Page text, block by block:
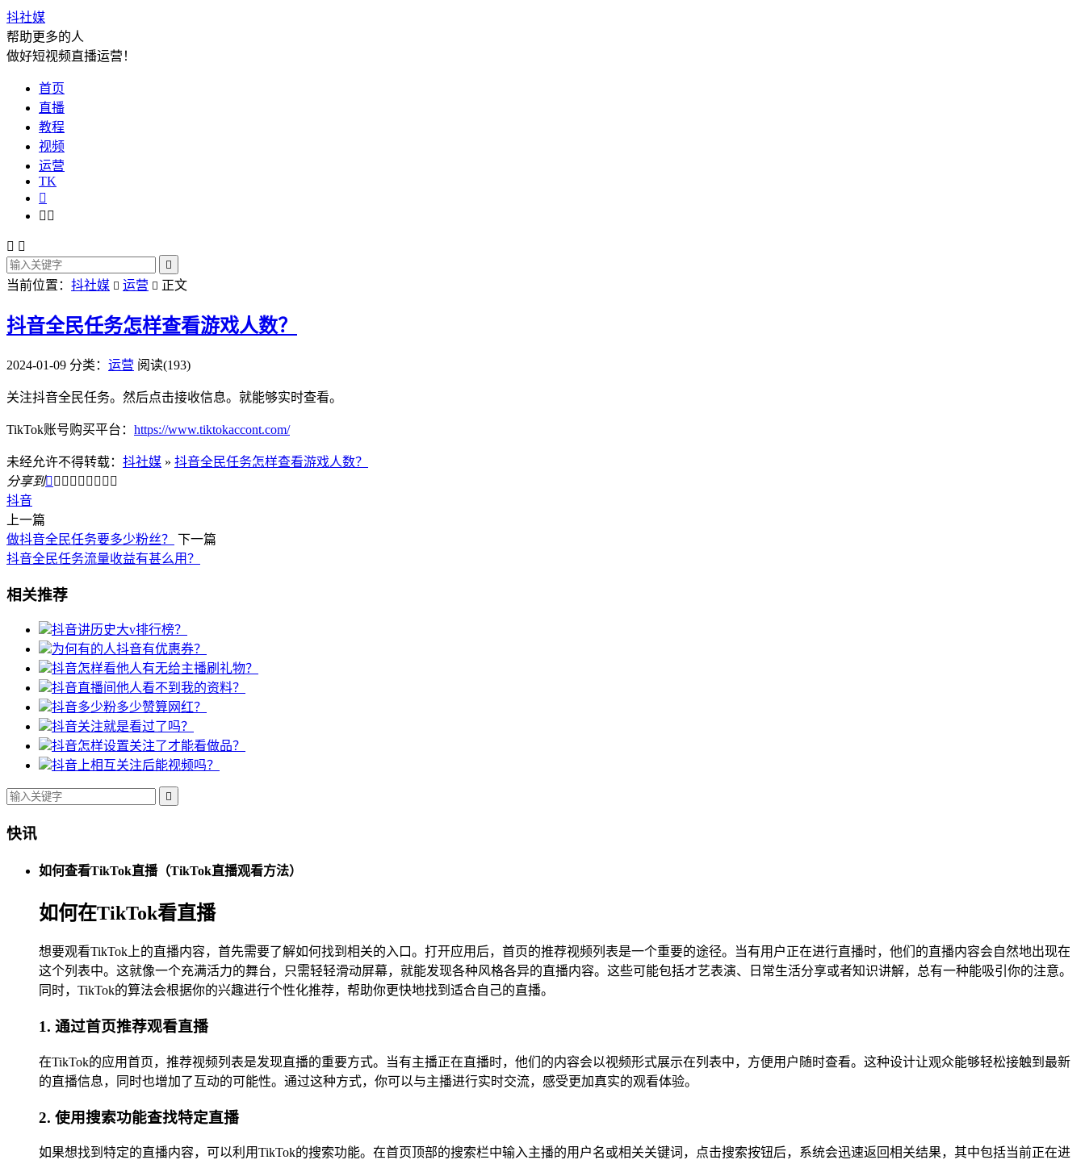
抖社媒
帮助更多的人
做好短视频直播运营！
首页
直播
教程
视频
运营
TK

 
 

当前位置： 抖社媒  运营  正文
抖音全民任务怎样查看游戏人数？
2024-01-09 分类： 运营 阅读(193)
关注抖音全民任务。然后点击接收信息。就能够实时查看。
TikTok账号购买平台： https://www.tiktokaccont.com/
未经允许不得转载： 抖社媒 » 抖音全民任务怎样查看游戏人数？
分享到        
抖音
上一篇
做抖音全民任务要多少粉丝？
下一篇
抖音全民任务流量收益有甚么用？
相关推荐
抖音讲历史大v排行榜？
为何有的人抖音有优惠券？
抖音怎样看他人有无给主播刷礼物？
抖音直播间他人看不到我的资料？
抖音多少粉多少赞算网红？
抖音关注就是看过了吗？
抖音怎样设置关注了才能看做品？
抖音上相互关注后能视频吗？

快讯
如何查看TikTok直播（TikTok直播观看方法）
如何在TikTok看直播
想要观看TikTok上的直播内容，首先需要了解如何找到相关的入口。打开应用后，首页的推荐视频列表是一个重要的途径。当有用户正在进行直播时，他们的直播内容会自然地出现在
这个列表中。这就像一个充满活力的舞台，只需轻轻滑动屏幕，就能发现各种风格各异的直播内容。这些可能包括才艺表演、日常生活分享或者知识讲解，总有一种能吸引你的注意。
同时，TikTok的算法会根据你的兴趣进行个性化推荐，帮助你更快地找到适合自己的直播。
1. 通过首页推荐观看直播
在TikTok的应用首页，推荐视频列表是发现直播的重要方式。当有主播正在直播时，他们的内容会以视频形式展示在列表中，方便用户随时查看。这种设计让观众能够轻松接触到最新
的直播信息，同时也增加了互动的可能性。通过这种方式，你可以与主播进行实时交流，感受更加真实的观看体验。
2. 使用搜索功能查找特定直播
如果想找到特定的直播内容，可以利用TikTok的搜索功能。在首页顶部的搜索栏中输入主播的用户名或相关关键词，点击搜索按钮后，系统会迅速返回相关结果，其中包括当前正在进